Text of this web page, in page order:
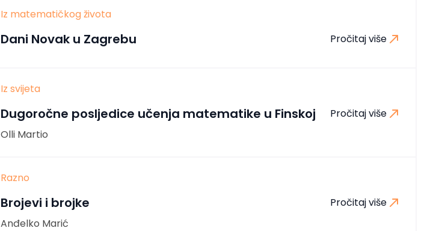
Iz matematičkog života
Dani Novak u Zagrebu Pročitaj više
Iz svijeta
Dugoročne posljedice učenja matematike u Finskoj
Pročitaj više
Olli Martio
Razno
Brojevi i brojke
Pročitaj više
Anđelko Marić